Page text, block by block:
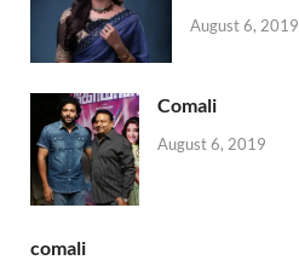
August 6, 2019
Comali
August 6, 2019
comali